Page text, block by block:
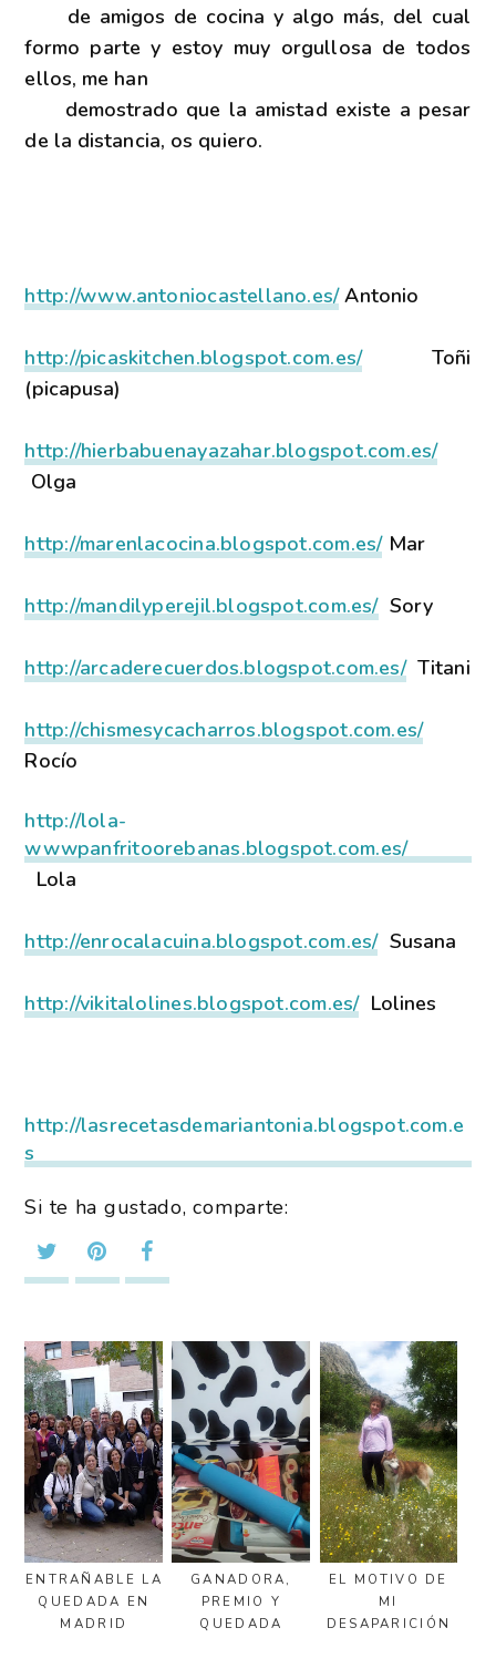
de amigos de cocina y algo más, del cual
formo parte y estoy muy orgullosa de todos
ellos, me han
demostrado que la amistad existe a pesar
de la distancia, os quiero.
http://www.antoniocastellano.es/Antonio
http://picaskitchen.blogspot.com.es/Toñi
(picapusa)
http://hierbabuenayazahar.blogspot.com.es/
Olga
http://marenlacocina.blogspot.com.es/Mar
http://mandilyperejil.blogspot.com.es/Sory
http://arcaderecuerdos.blogspot.com.es/Titani
http://chismesycacharros.blogspot.com.es/
Rocío
http://lola-
wwwpanfritoorebanas.blogspot.com.es/
Lola
http://enrocalacuina.blogspot.com.es/Susana
http://vikitalolines.blogspot.com.es/Lolines
http://lasrecetasdemariantonia.blogspot.com.e
s
Si te ha gustado, comparte:
ENTRAÑABLE LA
QUEDADA EN
MADRID
GANADORA,
PREMIO Y
QUEDADA
EL MOTIVO DE
MI
DESAPARICIÓN